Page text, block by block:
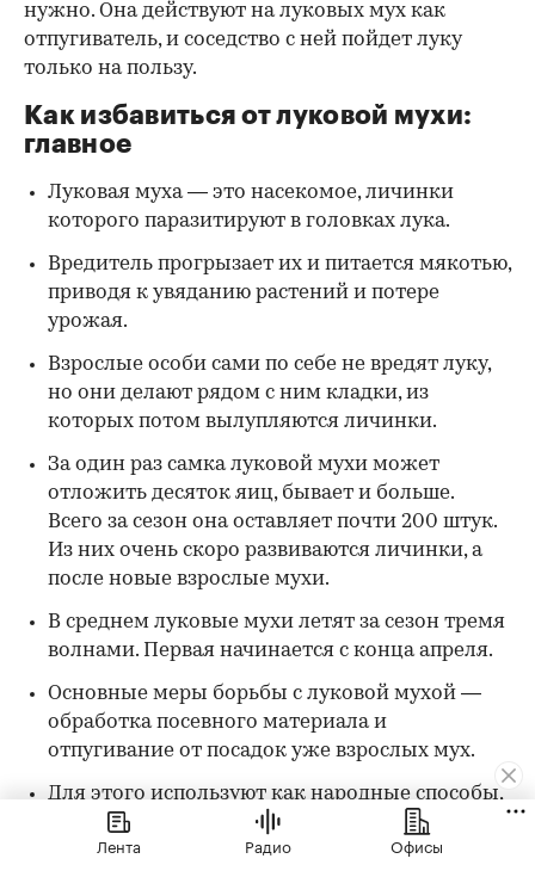
нужно. Она действуют на луковых мух как
отпугиватель, и соседство с ней пойдет луку
только на пользу.
Как избавиться от луковой мухи:
главное
Луковая муха — это насекомое, личинки
которого паразитируют в головках лука.
Вредитель прогрызает их и питается мякотью,
приводя к увяданию растений и потере
урожая.
Взрослые особи сами по себе не вредят луку,
но они делают рядом с ним кладки, из
которых потом вылупляются личинки.
За один раз самка луковой мухи может
отложить десяток яиц, бывает и больше.
Всего за сезон она оставляет почти 200 штук.
Из них очень скоро развиваются личинки, а
после новые взрослые мухи.
В среднем луковые мухи летят за сезон тремя
волнами. Первая начинается с конца апреля.
Основные меры борьбы с луковой мухой —
обработка посевного материала и
отпугивание от посадок уже взрослых мух.
Для этого используют как народные способы,
вроде сильно пахнущих продуктов — ветки
полыни, табачная пыль или зола.
Лента Радио Офисы